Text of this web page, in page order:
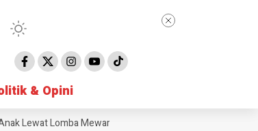
& Opini
& Opini
Lomba Mewarnai